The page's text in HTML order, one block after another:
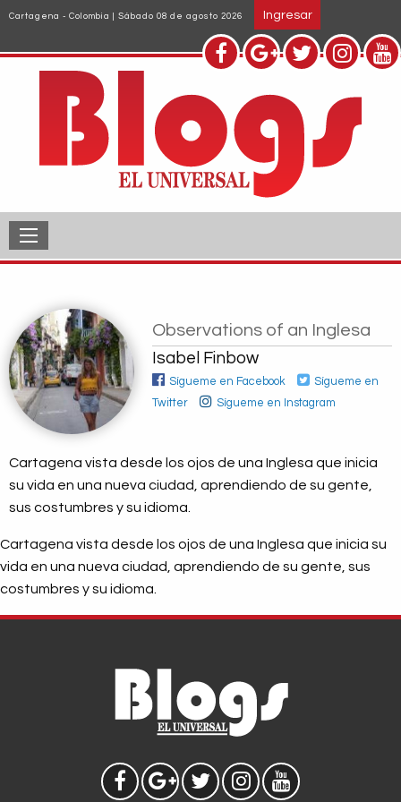
Pasar
contenido
principal
Cartagena - Colombia | Sábado 08 de agosto 2026 Ingresar
Observations of an Inglesa
Isabel Finbow
Sígueme en Facebook
Sígueme en
Twitter
Sígueme en Instagram
Cartagena vista desde los ojos de una Inglesa que inicia
su vida en una nueva ciudad, aprendiendo de su gente,
sus costumbres y su idioma.
Cartagena vista desde los ojos de una Inglesa que inicia su
vida en una nueva ciudad, aprendiendo de su gente, sus
costumbres y su idioma.